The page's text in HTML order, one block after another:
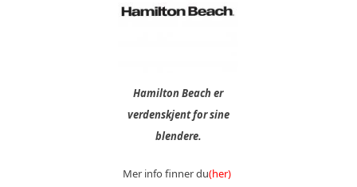
Hamilton Beach er
verdenskjent for sine
blendere.
Mer info finner du(her)